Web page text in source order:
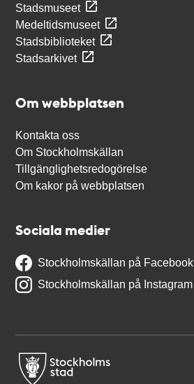
Stadsmuseet
Medeltidsmuseet
Stadsbiblioteket
Stadsarkivet
Om webbplatsen
Kontakta oss
Om Stockholmskällan
Tillgänglighetsredogörelse
Om kakor på webbplatsen
Sociala medier
Stockholmskällan på Facebook
Stockholmskällan på Instagram